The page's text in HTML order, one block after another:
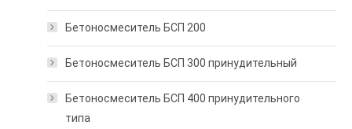
Бетоносмеситель БСП 200
Бетоносмеситель БСП 300 принудительный
Бетоносмеситель БСП 400 принудительного
типа